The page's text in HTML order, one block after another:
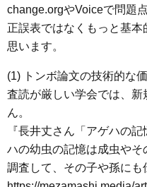
change.orgやVoiceで問題
正誤表ではなくもっと基
思います。
(1) トンボ論文の技術的な
査読が厳しい学会では、
ん。
『長井丈さん「アゲハの
ハの幼虫の記憶は成虫や
調査して、その子や孫にも